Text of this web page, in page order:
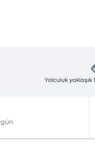
Yolculuk
gün